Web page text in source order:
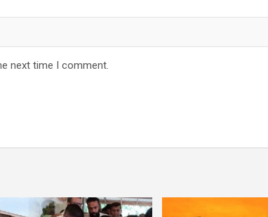
next time I comment.